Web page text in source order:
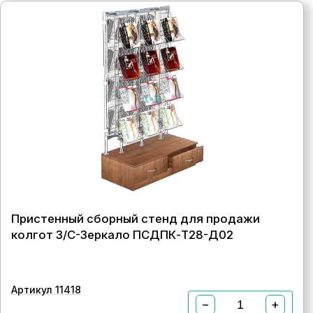
Пристенный сборный стенд для продажи
колгот З/C-Зеркало ПСДПК-Т28-Д02
Артикул 11418
− +